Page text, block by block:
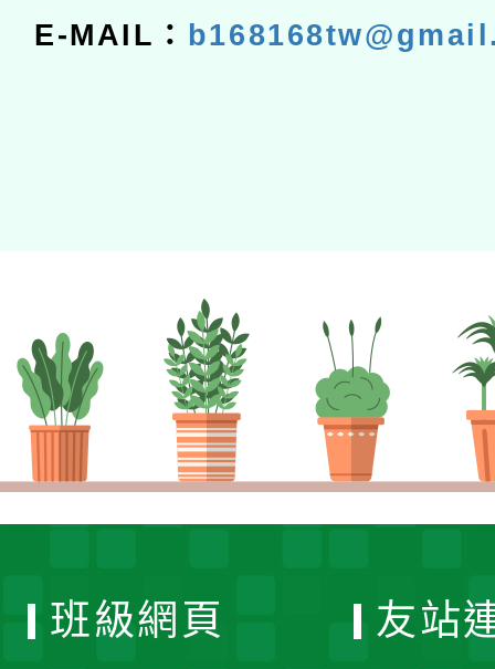
E-MAIL：
班級網頁 友站